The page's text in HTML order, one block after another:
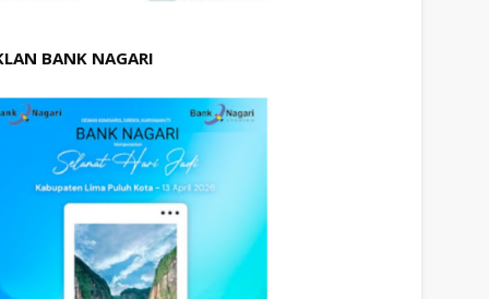
BANK NAGARI